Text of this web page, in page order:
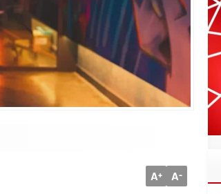
A+ A-